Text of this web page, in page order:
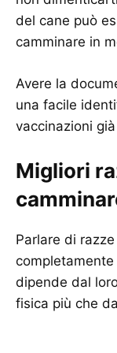
del cane può
camminare in
Avere la
una facile
vaccinazioni
Migliori
Parlare di
dipende dal
fisica più che